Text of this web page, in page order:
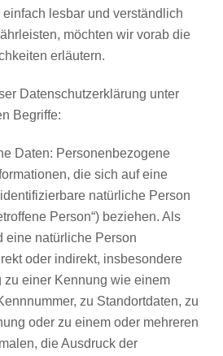
lesbar und verständlich
möchten wir vorab die
erläutern.
Datenschutzerklärung unter
Begriffe:
Daten: Personenbezogene
die sich auf eine
natürliche Person
Person“) beziehen. Als
eine natürliche Person
oder indirekt, insbesondere
zu einer Kennung wie einem
zu Standortdaten, zu
oder zu einem oder mehreren
die Ausdruck der